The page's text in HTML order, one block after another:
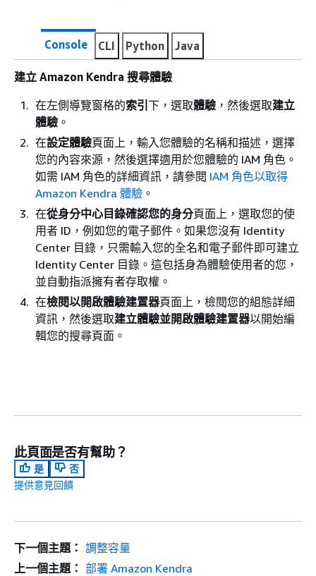
Console CLI Python Java
建立 Amazon Kendra 搜尋體驗
在左側導覽窗格的索引 下，選取體驗 ，然後選取建立
體驗 。
在設定體驗頁面上，輸入您體驗的名稱和描述，選擇
您的內容來源，然後選擇適用於您體驗的 IAM 角色。
如需 IAM 角色的詳細資訊，請參閱 IAM 角色以取得
Amazon Kendra 體驗 。
在從身分中心目錄確認您的身分頁面上，選取您的使
用者 ID，例如您的電子郵件。如果您沒有 Identity
Center 目錄，只需輸入您的全名和電子郵件即可建立
Identity Center 目錄。這包括身為體驗使用者的您，
並自動指派擁有者存取權。
在檢閱以開啟體驗建置器頁面上，檢閱您的組態詳細
資訊，然後選取建立體驗並開啟體驗建置器以開始編
輯您的搜尋頁面。
此頁面是否有幫助？
是
否
提供意見回饋
下一個主題： 調整容量
上一個主題： 部署 Amazon Kendra